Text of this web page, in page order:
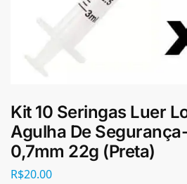
Kit 10 Seringas Luer
Agulha De
0,7mm 22g (Preta)
R$20.00